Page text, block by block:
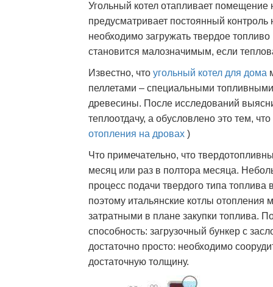
Угольный котел отапливает помещение
предусматривает постоянный
необходимо загружать твердое
становится малозначимым, если
Известно, что угольный котел для дома
пеллетами – специальными
древесины. После исследований
теплоотдачу, а обусловлено это тем,
отопления на дровах )
Что примечательно, что
месяц или раз в полтора месяца.
процесс подачи твердого типа
поэтому итальянские котлы
затратными в плане закупки топлива.
способность: загрузочный бункер с
достаточно просто: необходимо
достаточную толщину.